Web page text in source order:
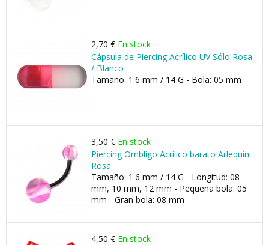
2,70 € En stock
Cápsula de Piercing Acrílico UV Sólo Rosa
/ Blanco
Tamaño: 1.6 mm / 14 G - Bola: 05 mm
3,50 € En stock
Piercing Ombligo Acrílico barato Arlequín
Rosa
Tamaño: 1.6 mm / 14 G - Longitud: 08
mm, 10 mm, 12 mm - Pequeña bola: 05
mm - Gran bola: 08 mm
4,50 € En stock